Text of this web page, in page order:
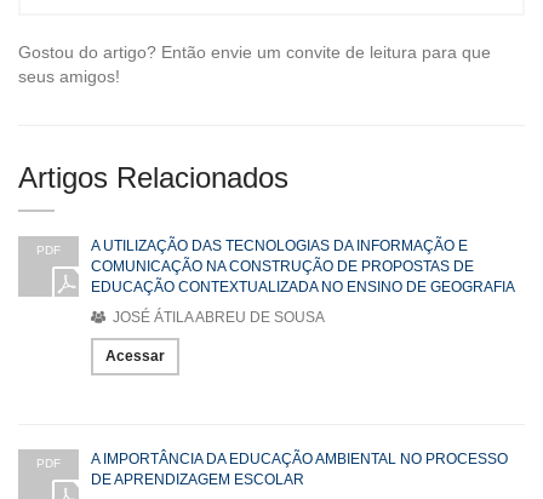
Gostou do artigo? Então envie um convite de leitura para que
seus amigos!
Artigos Relacionados
PDF
A UTILIZAÇÃO DAS TECNOLOGIAS DA INFORMAÇÃO E
COMUNICAÇÃO NA CONSTRUÇÃO DE PROPOSTAS DE
EDUCAÇÃO CONTEXTUALIZADA NO ENSINO DE GEOGRAFIA
JOSÉ ÁTILA ABREU DE SOUSA
Acessar
PDF
A IMPORTÂNCIA DA EDUCAÇÃO AMBIENTAL NO PROCESSO
DE APRENDIZAGEM ESCOLAR